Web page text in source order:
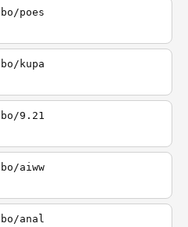
poes
kupa
9.21
aiww
anal